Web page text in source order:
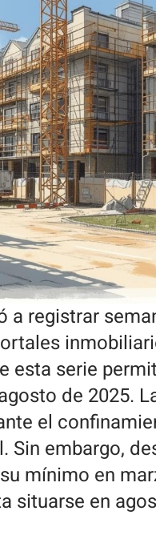
a registrar
esta serie
de 2025.
el
embargo,
mínimo en
situarse en